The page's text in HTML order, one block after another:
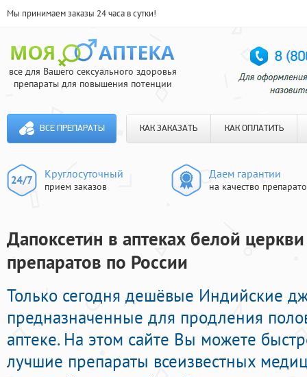
Мы принимаем заказы 24 часа в сутки!
все для Вашего сексуального здоровья
препараты для повышения потенции
ВСЕ ПРЕПАРАТЫ КАК ЗАКАЗАТЬ КАК ОПЛАТИТЬ
Круглосуточный
прием заказов
Даем гарантии
на качество
Дапоксетин в аптеках белой
препаратов по России
Только сегодня дешёвые Индийские
предназначенные для продления
аптеке. На этом сайте Вы можете
лучшие препараты всеизвестных